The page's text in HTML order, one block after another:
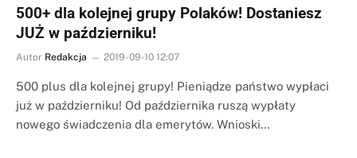
500+ dla kolejnej grupy Polaków! Dostaniesz
JUŻ w październiku!
Autor Redakcja 2019-09-10 12:07
500 plus dla kolejnej grupy! Pieniądze państwo wypłaci
już w październiku! Od października ruszą wypłaty
nowego świadczenia dla emerytów. Wnioski…